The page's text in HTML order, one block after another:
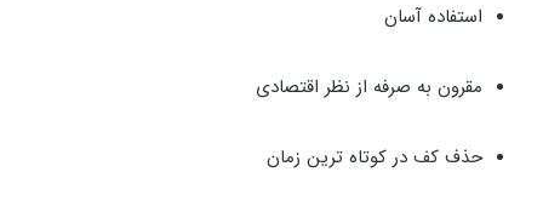
استفاده آسان
مقرون به صرفه از نظر اقتصادی
حذف کف در کوتاه ترین زمان